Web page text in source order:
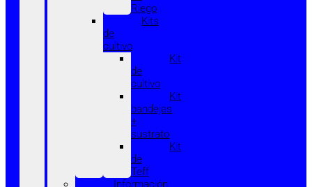
Riego
Kits
de
cultivo
Kit
de
cultivo
Kit
bandejas
+
sustrato
Kit
de
Teff
Información